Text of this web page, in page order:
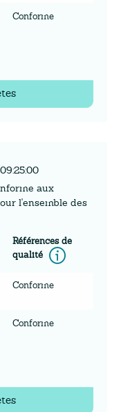
Conforme
aux
l'ensemble des
Références de
qualité
Conforme
Conforme